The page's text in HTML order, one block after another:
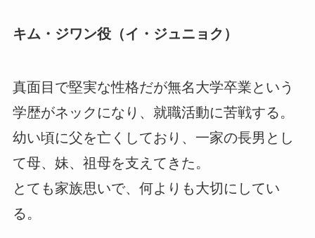
キム・ジワン役（イ・ジュニョク）
真面目で堅実な性格だが無名大学卒業という
学歴がネックになり、就職活動に苦戦する。
幼い頃に父を亡くしており、一家の長男とし
て母、妹、祖母を支えてきた。
とても家族思いで、何よりも大切にしてい
る。